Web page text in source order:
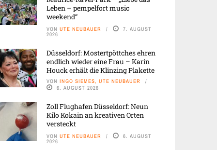
Leben – pempelfort music
weekend“
VON UTE NEUBAUER 7. AUGUST
2026
Düsseldorf: Mostertpöttches ehren
endlich wieder eine Frau – Karin
Houck erhält die Klinzing Plakette
VON INGO SIEMES, UTE NEUBAUER
6. AUGUST 2026
Zoll Flughafen Düsseldorf: Neun
Kilo Kokain an kreativen Orten
versteckt
VON UTE NEUBAUER 6. AUGUST
2026